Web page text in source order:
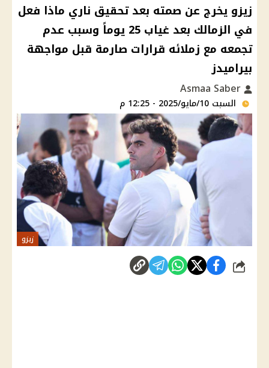
زيزو يخرج عن صمته بعد تحقيق ناري ماذا فعل
في الزمالك بعد غياب 25 يوماً وسبب عدم
تجمعه مع زملائه قرارات صارمة قبل مواجهة
بيراميدز
السبت 10/مايو/2025 - 12:25 م
زيزو
شارك